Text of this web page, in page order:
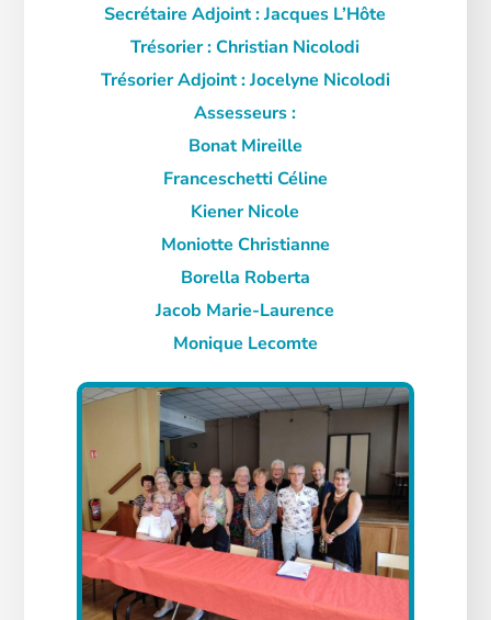
Secrétaire Adjoint : Jacques L’Hôte
Trésorier : Christian Nicolodi
Trésorier Adjoint : Jocelyne Nicolodi
Assesseurs :
Bonat Mireille
Franceschetti Céline
Kiener Nicole
Moniotte Christianne
Borella Roberta
Jacob Marie-Laurence
Monique Lecomte